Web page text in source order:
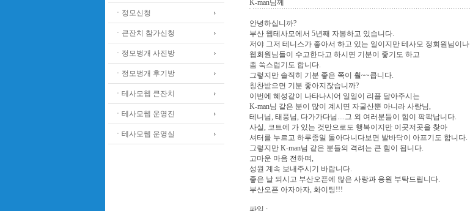
ㆍ정모신청
ㆍ큰잔치 참가신청
ㆍ정모벙개 사진방
ㆍ정모벙개 후기방
ㆍ테사모웹 큰잔치
ㆍ테사모웹 운영진
ㆍ테사모웹 운영실
K-man님께
안녕하십니까?
부산 웹테사모에서 5년째 자봉하고 있습니다.
저야 그저 테니스가 좋아서 하고 있는 일이지만 테사모 정회원님이나
웹회원님들이 수고한다고 하시면 기분이 좋기도 하고
좀 쑥스럽기도 합니다.
그렇지만 솔직히 기분 좋은 쪽이 훨~~큽니다.
칭찬받으면 기분 좋아지잖습니까?
이번에 혜성같이 나타나시어 일일이 리플 달아주시는
K-man님 같은 분이 많이 계시면 자굴산뿐 아니라 사랑님,
테니님, 태풍님, 다가가다님....그 외 여러분들이 힘이 팍팍납니다.
사실, 코트에 가 있는 것만으로도 행복이지만 이곳저곳을 찾아
셔터를 누르고 하루종일 돌아다니다보면 발바닥이 아프기도 합니다.
그렇지만 K-man님 같은 분들의 격려는 큰 힘이 됩니다.
고마운 마음 전하며,
성원 계속 보내주시기 바랍니다.
좋은 날 되시고 부산오픈에 많은 사랑과 응원 부탁드립니다.
부산오픈 아자아자, 화이팅!!!
파일 :